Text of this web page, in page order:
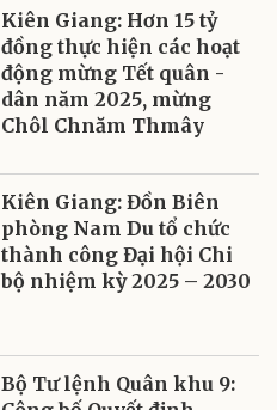
Kiên Giang: Hơn 15 tỷ
đồng thực hiện các hoạt
động mừng Tết quân -
dân năm 2025, mừng
Chôl Chnăm Thmây
Kiên Giang: Đồn Biên
phòng Nam Du tổ chức
thành công Đại hội Chi
bộ nhiệm kỳ 2025 – 2030
Bộ Tư lệnh Quân khu 9: